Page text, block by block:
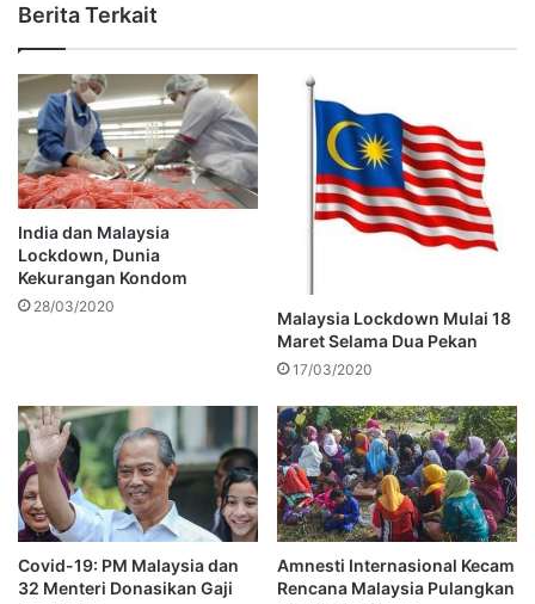
Berita Terkait
India dan Malaysia
Lockdown, Dunia
Kekurangan Kondom
28/03/2020
Malaysia Lockdown Mulai 18
Maret Selama Dua Pekan
17/03/2020
Covid-19: PM Malaysia dan
32 Menteri Donasikan Gaji
Amnesti Internasional Kecam
Rencana Malaysia Pulangkan